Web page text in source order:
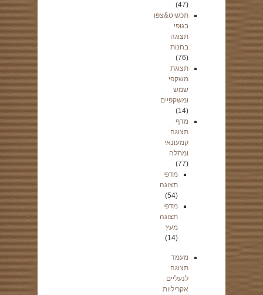
(47)
תכשיט&צפו
בגופי
תצוגה
בחנות
(76)
תצוגת
משקפי
שמש
ומשקפיים
(14)
מדף
תצוגה
קמעונאי
ומתלה
(77)
מדפי
תצוגה
(54)
מדפי
תצוגה
מעץ
(14)
מעמד
תצוגה
לנעליים
אקריליות